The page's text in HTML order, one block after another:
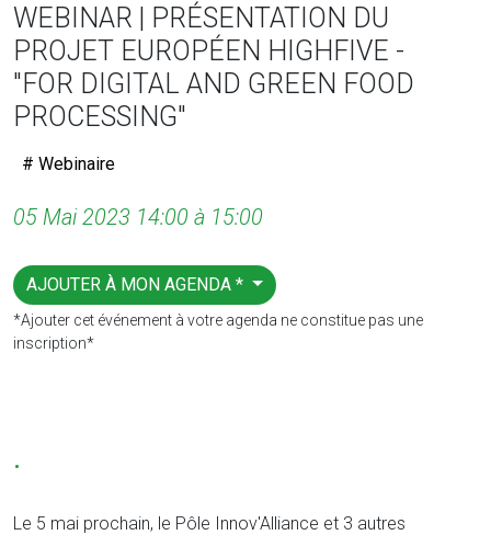
WEBINAR | PRÉSENTATION DU
PROJET EUROPÉEN HIGHFIVE -
"FOR DIGITAL AND GREEN FOOD
PROCESSING"
# Webinaire
05 Mai 2023 14:00 à 15:00
AJOUTER À MON AGENDA *
*Ajouter cet événement à votre agenda ne constitue pas une
inscription*
.
Le 5 mai prochain, le Pôle Innov'Alliance et 3 autres